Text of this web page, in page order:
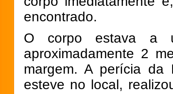
encontrado.
O corpo estava a
aproximadamente 2
margem. A perícia da
esteve no local,